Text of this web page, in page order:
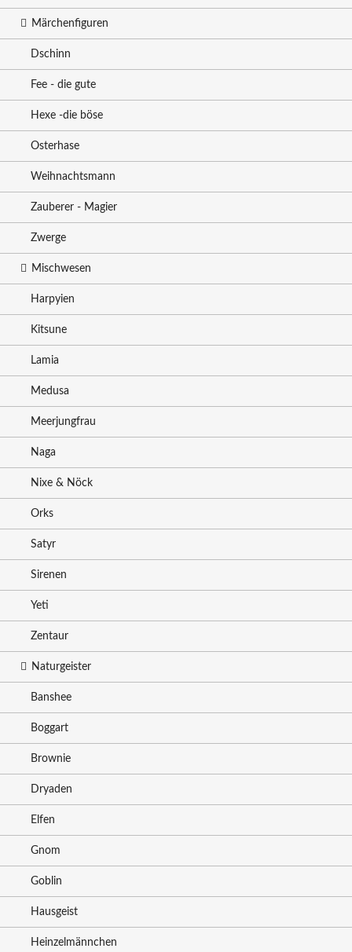
Märchenfiguren
Dschinn
Fee - die gute
Hexe -die böse
Osterhase
Weihnachtsmann
Zauberer - Magier
Zwerge
Mischwesen
Harpyien
Kitsune
Lamia
Medusa
Meerjungfrau
Naga
Nixe & Nöck
Orks
Satyr
Sirenen
Yeti
Zentaur
Naturgeister
Banshee
Boggart
Brownie
Dryaden
Elfen
Gnom
Goblin
Hausgeist
Heinzelmännchen